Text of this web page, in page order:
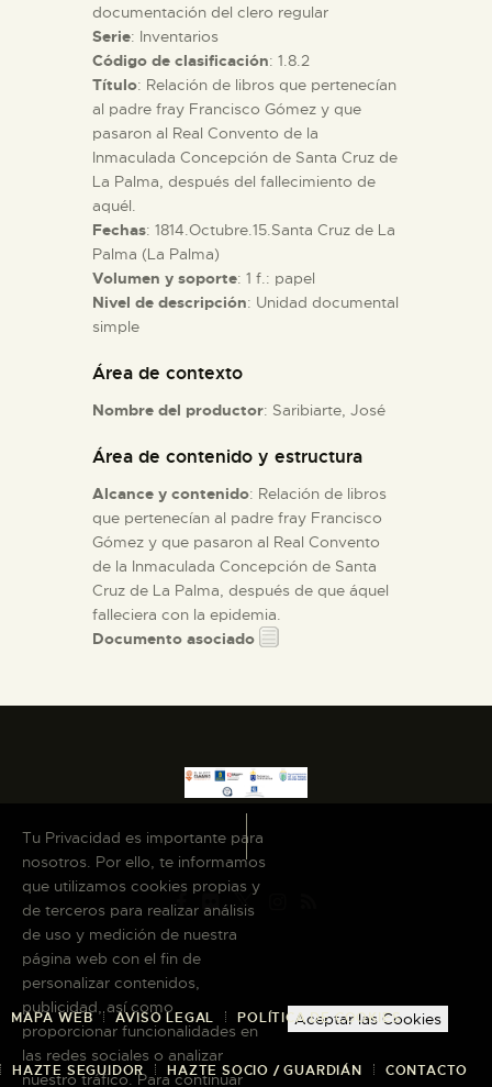
COLECCIONES
DIDÁCTICA
ESPAÑOL
documentación del clero regular
Serie: Inventarios
Código de clasificación: 1.8.2
Título: Relación de libros que pertenecían
al padre fray Francisco Gómez y que
pasaron al Real Convento de la
Inmaculada Concepción de Santa Cruz de
La Palma, después del fallecimiento de
aquél.
Fechas: 1814.Octubre.15.Santa Cruz de La
Palma (La Palma)
Volumen y soporte: 1 f.: papel
Nivel de descripción: Unidad documental
simple
Área de contexto
Nombre del productor: Saribiarte, José
Área de contenido y estructura
Alcance y contenido: Relación de libros
que pertenecían al padre fray Francisco
Gómez y que pasaron al Real Convento
de la Inmaculada Concepción de Santa
Cruz de La Palma, después de que áquel
falleciera con la epidemia.
Documento asociado
MAPA WEB AVISO LEGAL POLÍTICA DE COOKIES
HAZTE SEGUIDOR HAZTE SOCIO / GUARDIÁN CONTACTO
Tu Privacidad es importante para
nosotros. Por ello, te informamos
que utilizamos cookies propias y
de terceros para realizar análisis
de uso y medición de nuestra
página web con el fin de
personalizar contenidos,
publicidad, así como
proporcionar funcionalidades en
las redes sociales o analizar
nuestro tráfico. Para continuar
Aceptar las Cookies